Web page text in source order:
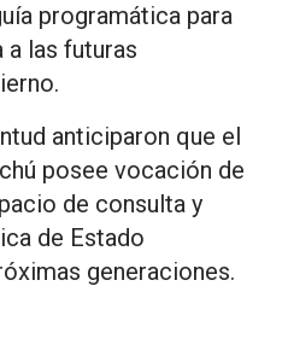
programática para
a las futuras
anticiparon que el
posee vocación de
de consulta y
de Estado
generaciones.